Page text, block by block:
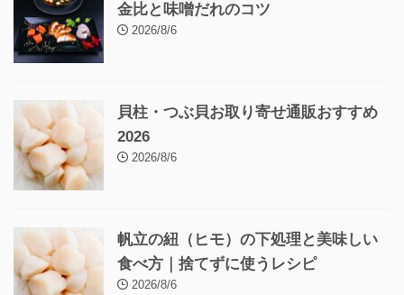
金比と味噌だれのコツ
2026/8/6
貝柱・つぶ貝お取り寄せ通販おすすめ
2026
2026/8/6
帆立の紐（ヒモ）の下処理と美味しい
食べ方｜捨てずに使うレシピ
2026/8/6